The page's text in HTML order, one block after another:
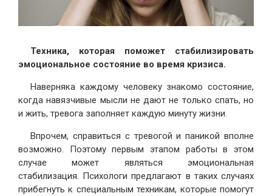
Техника, которая поможет стабилизировать
эмоциональное состояние во время кризиса.
Наверняка каждому человеку знакомо состояние,
когда навязчивые мысли не дают не только спать, но
и жить, тревога заполняет каждую минуту жизни.
Впрочем, справиться с тревогой и паникой вполне
возможно. Поэтому первым этапом работы в этом
случае может являться эмоциональная
стабилизация. Психологи предлагают в таких случаях
прибегнуть к специальным техникам, которые помогут